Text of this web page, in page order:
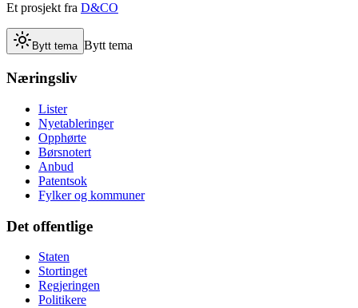
Et prosjekt fra D&CO
Bytt tema Bytt tema
Næringsliv
Lister
Nyetableringer
Opphørte
Børsnotert
Anbud
Patentsok
Fylker og kommuner
Det offentlige
Staten
Stortinget
Regjeringen
Politikere